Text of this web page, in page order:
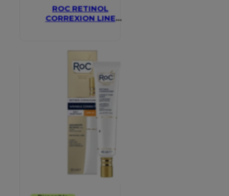
ROC RETINOL
CORREXION LINE